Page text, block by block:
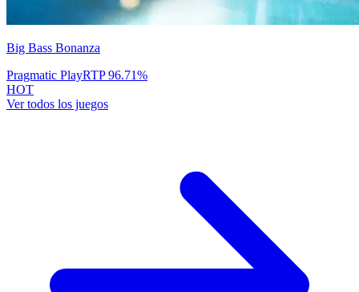
Big Bass Bonanza
Pragmatic PlayRTP96.71%
HOT
Ver todos los juegos